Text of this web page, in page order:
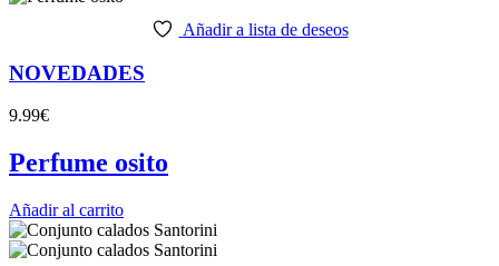
Añadir a lista de deseos
NOVEDADES
9.99€
Perfume osito
Añadir al carrito